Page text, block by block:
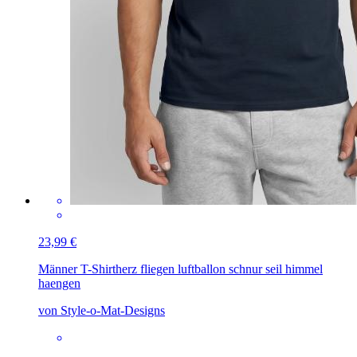
23,99 €
Männer T-Shirtherz fliegen luftballon schnur seil himmel
haengen
von Style-o-Mat-Designs